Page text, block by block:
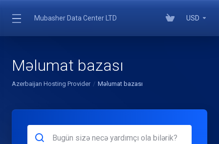
Mubasher Data Center LTD USD
Məlumat bazası
Azerbaijan Hosting Provider Məlumat bazası